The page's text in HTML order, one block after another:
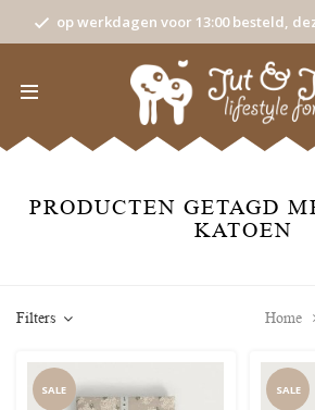
op werkdagen voor 13:00 besteld,
PRODUCTEN GETAGD
KATOEN
Filters Home
SALE SALE